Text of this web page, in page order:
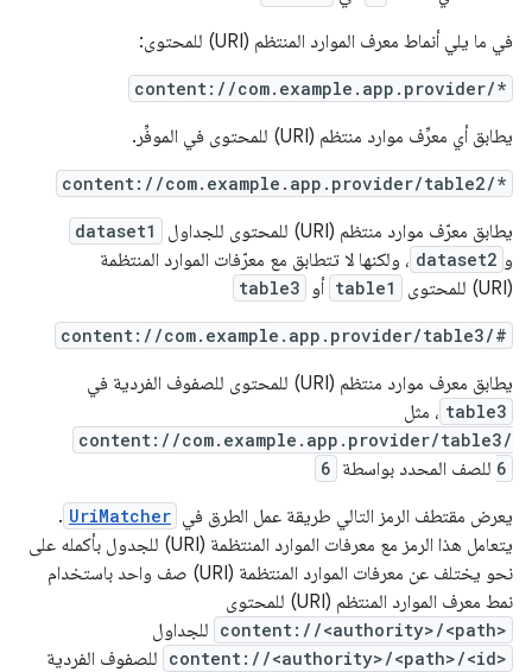
في ما يلي أنماط معرف الموارد المنتظم (URI) للمحتوى:
content://com.example.app.provider/*
يطابق أي معرِّف موارد منتظم (URI) للمحتوى في الموفِّر.
content://com.example.app.provider/table2/*
يطابق معرّف موارد منتظم (URI) للمحتوى للجداول dataset1
و dataset2 ، ولكنها لا تتطابق مع معرّفات الموارد المنتظمة
(URI) للمحتوى
table1 أو table3
content://com.example.app.provider/table3/#
يطابق معرف موارد منتظم (URI) للمحتوى للصفوف الفردية في
table3 ، مثل
content://com.example.app.provider/table3/
6 للصف المحدد بواسطة 6
يعرض مقتطف الرمز التالي طريقة عمل الطرق في UriMatcher
.
يتعامل هذا الرمز مع معرفات الموارد المنتظمة (URI) للجدول بأكمله على
نحو يختلف عن معرفات الموارد المنتظمة (URI) صف واحد باستخدام
نمط معرف الموارد المنتظم (URI) للمحتوى
content://<authority>/<path> للجداول
content://<authority>/<path>/<id> للصفوف الفردية